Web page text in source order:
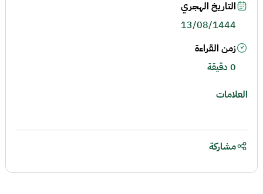
التاريخ الهجري
13/08/1444
زمن القراءة
0 دقيقة
العلامات
مشاركة